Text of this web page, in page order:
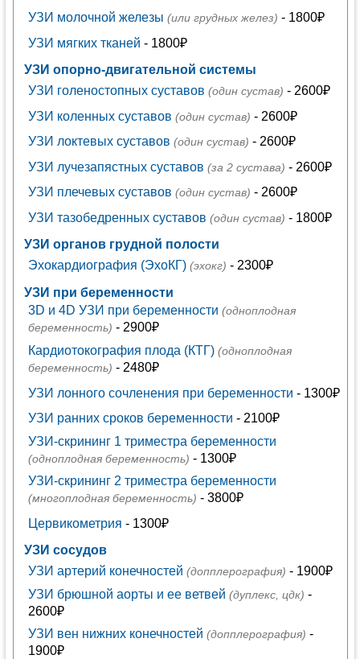
УЗИ молочной железы (или грудных желез) - 1800₽
УЗИ мягких тканей - 1800₽
УЗИ опорно-двигательной системы
УЗИ голеностопных суставов (один сустав) - 2600₽
УЗИ коленных суставов (один сустав) - 2600₽
УЗИ локтевых суставов (один сустав) - 2600₽
УЗИ лучезапястных суставов (за 2 сустава) - 2600₽
УЗИ плечевых суставов (один сустав) - 2600₽
УЗИ тазобедренных суставов (один сустав) - 1800₽
УЗИ органов грудной полости
Эхокардиография (ЭхоКГ) (эхокг) - 2300₽
УЗИ при беременности
3D и 4D УЗИ при беременности (одноплодная
беременность) - 2900₽
Кардиотокография плода (КТГ) (одноплодная
беременность) - 2480₽
УЗИ лонного сочленения при беременности - 1300₽
УЗИ ранних сроков беременности - 2100₽
УЗИ-скрининг 1 триместра беременности
(одноплодная беременность) - 1300₽
УЗИ-скрининг 2 триместра беременности
(многоплодная беременность) - 3800₽
Цервикометрия - 1300₽
УЗИ сосудов
УЗИ артерий конечностей (допплерография) - 1900₽
УЗИ брюшной аорты и ее ветвей (дуплекс, цдк) -
2600₽
УЗИ вен нижних конечностей (допплерография) -
1900₽